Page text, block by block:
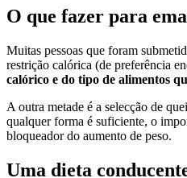
O que fazer para
Muitas pessoas que foram
restrição calórica (de preferência
calórico e do tipo de alimentos
A outra metade é a selecção de
qualquer forma é suficiente, o
bloqueador do aumento de peso.
Uma dieta